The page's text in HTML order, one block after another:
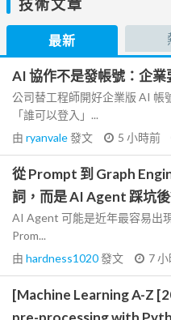
技術文章
最新
AI 協作不是發帳號：企
公司替工程師開好企業版 AI 帳
「誰可以登入」...
由 ryanvale發文 5 小時前
從 Prompt 到 Graph
詞，而是 AI Agent 踩坑
AI Agent 可能是近年最容易出
Prom...
由 hardness1020發文 7
[Machine Learning A-Z